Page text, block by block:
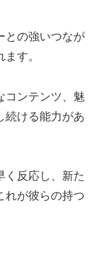
との強いつなが
す。
コンテンツ、魅
続ける能力があ
く反応し、新た
れが彼らの持つ